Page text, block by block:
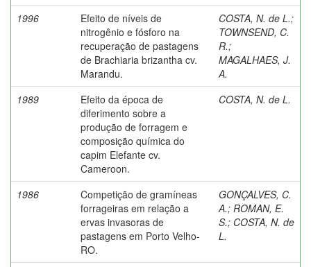
1996
Efeito de níveis de
nitrogênio e fósforo na
recuperação de pastagens
de Brachiaria brizantha cv.
Marandu.
COSTA, N. de L.;
TOWNSEND, C.
R.;
MAGALHAES, J.
A.
1989
Efeito da época de
diferimento sobre a
produção de forragem e
composição química do
capim Elefante cv.
Cameroon.
COSTA, N. de L.
1986
Competição de gramíneas
forrageiras em relação a
ervas invasoras de
pastagens em Porto Velho-
RO.
GONÇALVES, C.
A.; ROMAN, E.
S.; COSTA, N. de
L.